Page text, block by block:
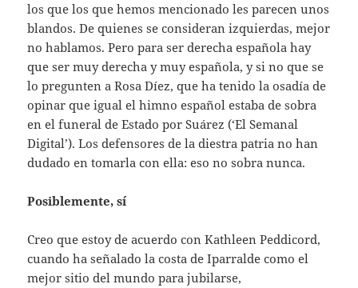
los que los que hemos mencionado les parecen unos
blandos. De quienes se consideran izquierdas, mejor
no hablamos. Pero para ser derecha española hay
que ser muy derecha y muy española, y si no que se
lo pregunten a Rosa Díez, que ha tenido la osadía de
opinar que igual el himno español estaba de sobra
en el funeral de Estado por Suárez (‘El Semanal
Digital’). Los defensores de la diestra patria no han
dudado en tomarla con ella: eso no sobra nunca.
Posiblemente, sí
Creo que estoy de acuerdo con Kathleen Peddicord,
cuando ha señalado la costa de Iparralde como el
mejor sitio del mundo para jubilarse,